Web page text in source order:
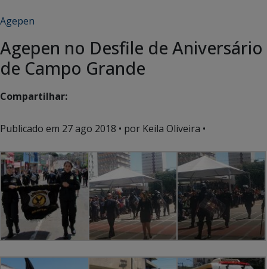
Agepen
Agepen no Desfile de Aniversário
de Campo Grande
Compartilhar:
Publicado em 27 ago 2018 • por Keila Oliveira •